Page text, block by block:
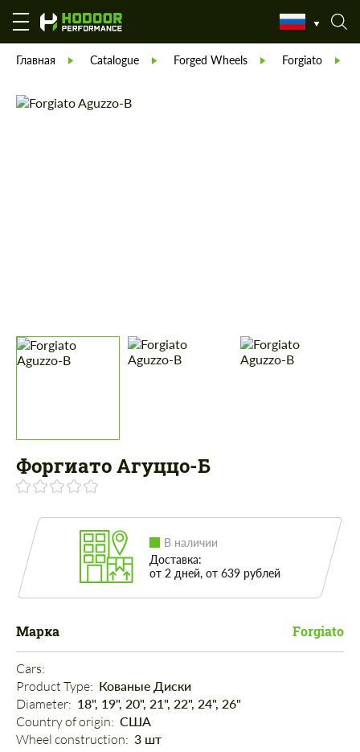
Главная Catalogue Forged Wheels Forgiato
Форгиато Агуццо-Б
В наличии
Доставка:
от 2 дней, от 639 рублей
Марка Forgiato
Cars:
Product Type: Кованые Диски
Diameter: 18", 19", 20", 21", 22", 24", 26"
Country of origin: США
Wheel construction: 3 шт